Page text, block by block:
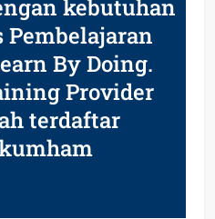
kebutuhan
Pembelajaran
By Doing.
Provider
terdaftar